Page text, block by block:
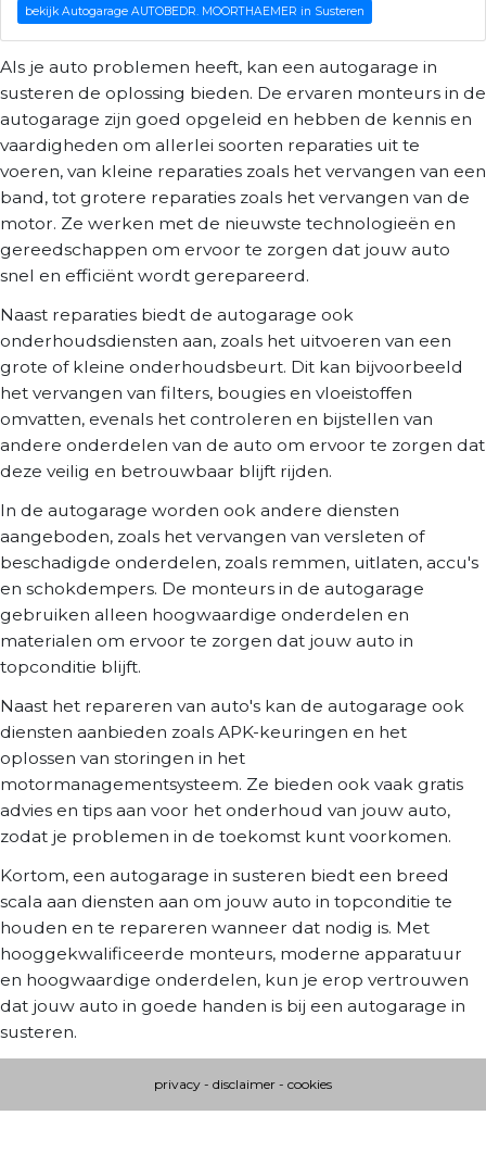
bekijk Autogarage AUTOBEDR. MOORTHAEMER in Susteren
Als je auto problemen heeft, kan een autogarage in
susteren de oplossing bieden. De ervaren monteurs in de
autogarage zijn goed opgeleid en hebben de kennis en
vaardigheden om allerlei soorten reparaties uit te
voeren, van kleine reparaties zoals het vervangen van een
band, tot grotere reparaties zoals het vervangen van de
motor. Ze werken met de nieuwste technologieën en
gereedschappen om ervoor te zorgen dat jouw auto
snel en efficiënt wordt gerepareerd.
Naast reparaties biedt de autogarage ook
onderhoudsdiensten aan, zoals het uitvoeren van een
grote of kleine onderhoudsbeurt. Dit kan bijvoorbeeld
het vervangen van filters, bougies en vloeistoffen
omvatten, evenals het controleren en bijstellen van
andere onderdelen van de auto om ervoor te zorgen dat
deze veilig en betrouwbaar blijft rijden.
In de autogarage worden ook andere diensten
aangeboden, zoals het vervangen van versleten of
beschadigde onderdelen, zoals remmen, uitlaten, accu's
en schokdempers. De monteurs in de autogarage
gebruiken alleen hoogwaardige onderdelen en
materialen om ervoor te zorgen dat jouw auto in
topconditie blijft.
Naast het repareren van auto's kan de autogarage ook
diensten aanbieden zoals APK-keuringen en het
oplossen van storingen in het
motormanagementsysteem. Ze bieden ook vaak gratis
advies en tips aan voor het onderhoud van jouw auto,
zodat je problemen in de toekomst kunt voorkomen.
Kortom, een autogarage in susteren biedt een breed
scala aan diensten aan om jouw auto in topconditie te
houden en te repareren wanneer dat nodig is. Met
hooggekwalificeerde monteurs, moderne apparatuur
en hoogwaardige onderdelen, kun je erop vertrouwen
dat jouw auto in goede handen is bij een autogarage in
susteren.
privacy - disclaimer - cookies